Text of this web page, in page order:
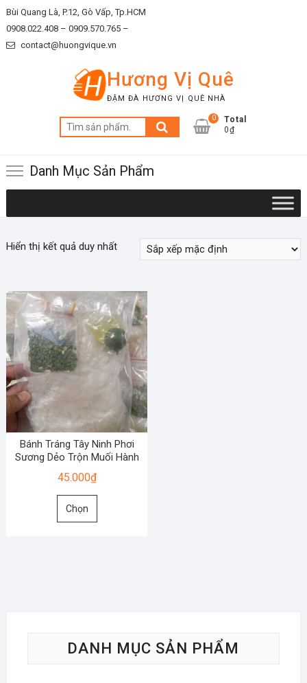
Skip
to
content
Bùi Quang Là, P.12, Gò Vấp, Tp.HCM
0908.022.408 – 0909.570.765 –
contact@huongvique.vn
Hương Vị Quê
ĐẬM ĐÀ HƯƠNG VỊ QUÊ NHÀ
Tìm
kiếm:
0
Total
0₫
Danh Mục Sản Phẩm
Hiển thị kết quả duy nhất
Bánh Tráng Tây Ninh Phơi
Sương Dẻo Trộn Muối Hành
45.000₫
Chọn
Sản
chọn
DANH MỤC SẢN PHẨM